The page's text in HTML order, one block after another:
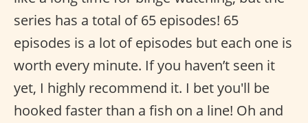
series has a total of 65 episodes! 65
episodes is a lot of episodes but each one is
worth every minute. If you haven’t seen it
yet, I highly recommend it. I bet you'll be
hooked faster than a fish on a line! Oh and